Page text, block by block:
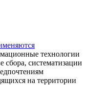
технологии
сбора, систематизации
на территории